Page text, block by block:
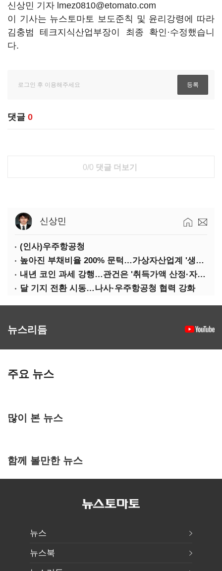
신상민 기자 lmez0810@etomato.com
이 기사는 뉴스토마토 보도준칙 및 윤리강령에 따라
김충범 테크지식산업부장이 최종 확인·수정했습니
다.
댓글 0
0/0 댓글 더보기
신상민
(인사)우주항공청
높아진 부채비율 200% 문턱…가상자산업계 '생존 시험대'
내년 코인 과세 강행…관건은 '취득가액 산정·자산 이동'
달 기지 전환 시동…나사·우주항공청 협력 강화
뉴스리듬
주요 뉴스
많이 본 뉴스
함께 볼만한 뉴스
뉴스
뉴스북